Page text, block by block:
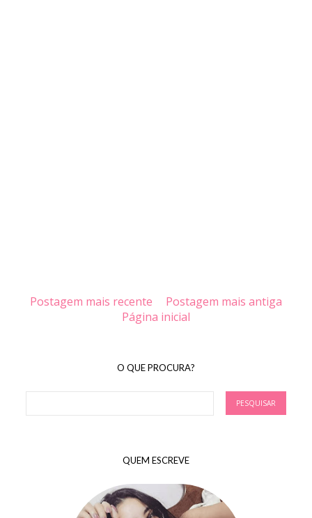
Postagem mais recente
Postagem mais antiga
Página inicial
O QUE PROCURA?
QUEM ESCREVE